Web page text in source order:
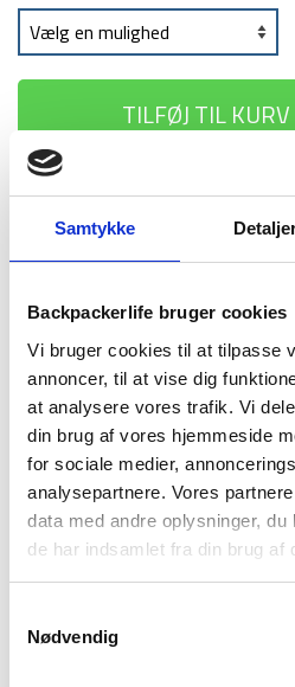
Samtykke
Backpackerlife bruger cookies
Vi bruger cookies til at tilpasse
annoncer, til at vise dig
at analysere vores trafik. Vi
din brug af vores hjemmeside
for sociale medier,
analysepartnere. Vores
data med andre oplysninger,
de har indsamlet fra din brug af
Nødvendig
TILFØJ TIL KURV
1-2 dages
levering
Fri fragt
499 kr
BESKRIVELSE
BRAND
Alverstone 2 WP vandresko til
hvis du leder efter en bredere
rigtige. Denne Alverstone 2 WP
som gør skoene vandtætte og
tåkappe.